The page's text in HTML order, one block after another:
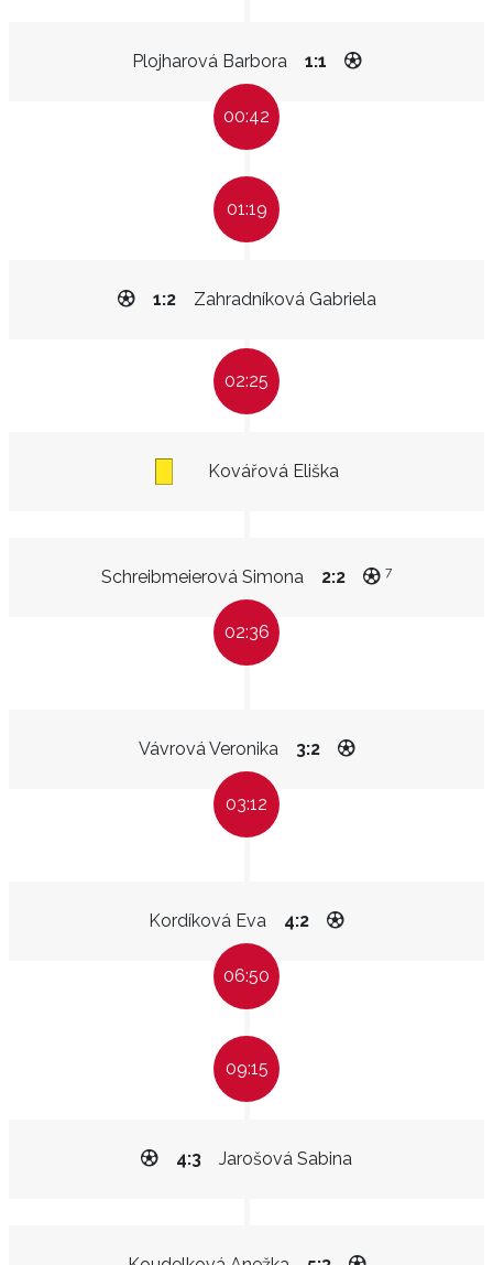
Plojharová Barbora 1:1
00:42
01:19
Zahradníková Gabriela
1:2
02:25
Kovářová Eliška
Schreibmeierová Simona 2:2 7
02:36
Vávrová Veronika 3:2
03:12
Kordíková Eva 4:2
06:50
09:15
Jarošová Sabina
4:3